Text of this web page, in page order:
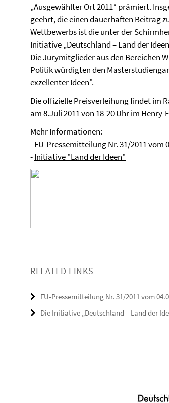
„Ausgewählter Ort 2011“ prämiert.
geehrt, die einen dauerhaften Beitrag
Wettbewerbs ist die unter der
Initiative „Deutschland – Land der
Die Jurymitglieder aus den Bereichen
Politik würdigten den
exzellenter Ideen".
Die offizielle Preisverleihung findet im
am 8.Juli 2011 von 18-20 Uhr im
Mehr Informationen:
-FU-Pressemitteilung Nr. 31/2011 vom
-Initiative "Land der Ideen"
RELATED LINKS
FU-Pressemitteilung Nr. 31/2011 vom
Die Initiative „Deutschland – Land der